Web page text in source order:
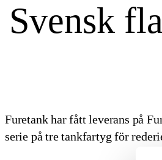
Svensk
Furetank har fått leverans på
serie på tre tankfartyg för